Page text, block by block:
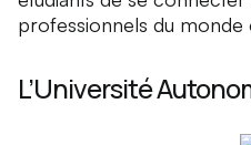
professionnels du monde
L’Université